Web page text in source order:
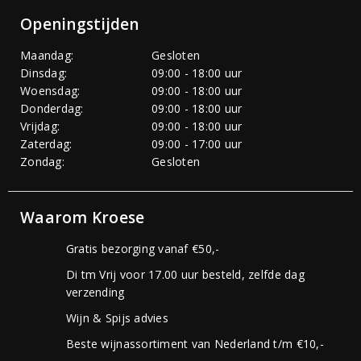
Openingstijden
Maandag:
Gesloten
Dinsdag:
09:00 - 18:00 uur
Woensdag:
09:00 - 18:00 uur
Donderdag:
09:00 - 18:00 uur
Vrijdag:
09:00 - 18:00 uur
Zaterdag:
09:00 - 17:00 uur
Zondag:
Gesloten
Waarom Kroese
Gratis bezorging vanaf €50,-
Di tm Vrij voor 17.00 uur besteld, zelfde dag
verzending
Wijn & Spijs advies
Beste wijnassortiment van Nederland t/m €10,-